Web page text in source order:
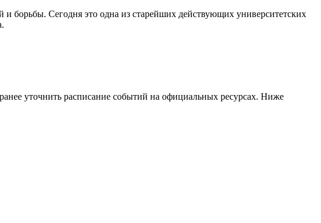
и борьбы. Сегодня это одна из старейших действующих университетских
уточнить расписание событий на официальных ресурсах. Ниже